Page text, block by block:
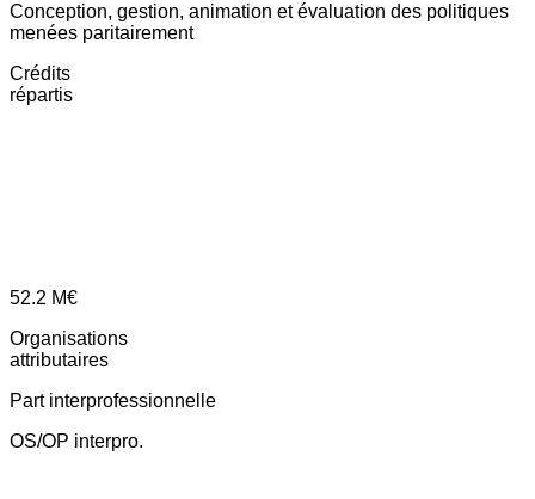
Conception, gestion, animation et évaluation des politiques
menées paritairement
Crédits
répartis
52.2 M€
Organisations
attributaires
Part interprofessionnelle
OS/OP interpro.